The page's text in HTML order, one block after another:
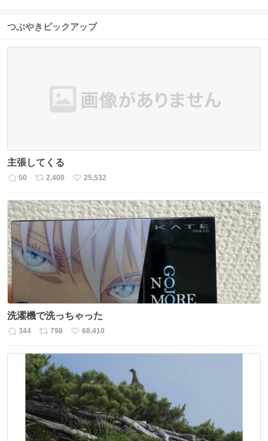
つぶやきピックアップ
主張してくる
返
数
50
リ
ス
ト
数
2,400
い
ね
数
25,532
洗濯機で洗っちゃった
返
344
リ
ス
ト
数
798
い
数
68,410